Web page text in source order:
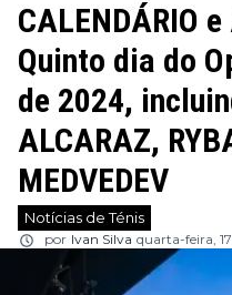
CALENDÁRIO
Quinto dia do
de 2024,
ALCARAZ,
MEDVEDEV
Notícias de Ténis
por Ivan Silva quarta-feira,